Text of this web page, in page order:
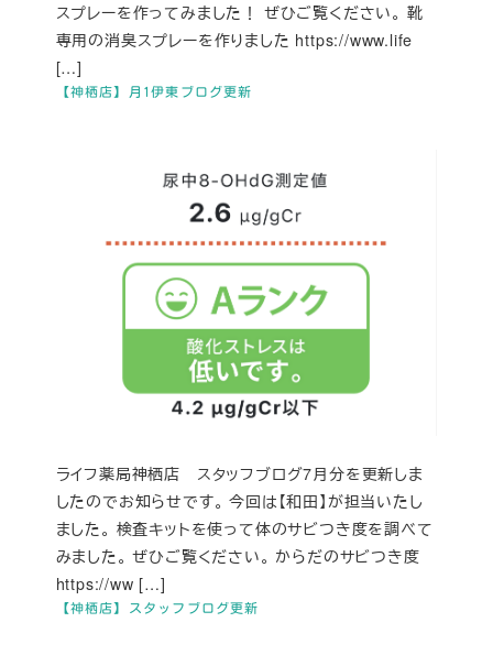
【神栖店】月1伊東ブログ更新
スプレーを作ってみました！ ぜひご覧ください。 靴
専用の消臭スプレーを作りました https://www.life
[…]
【神栖店】スタッフブログ更新
ライフ薬局神栖店 スタッフブログ7月分を更新しま
したのでお知らせです。 今回は【和田】が担当いたし
ました。 検査キットを使って体のサビつき度を調べて
みました。 ぜひご覧ください。 からだのサビつき度
https://ww […]